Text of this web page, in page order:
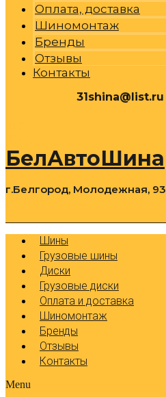
Оплата, доставка
Шиномонтаж
Бренды
Отзывы
Контакты
31shina@list.ru
БелАвтоШина
г.Белгород, Молодежная, 93
Шины
Грузовые шины
Диски
Грузовые диски
Оплата и доставка
Шиномонтаж
Бренды
Отзывы
Контакты
Menu